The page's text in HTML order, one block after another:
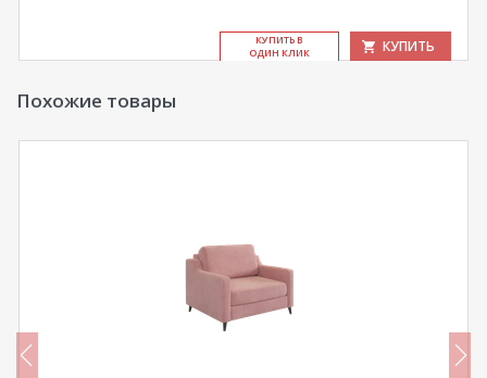
КУ­ПИТЬ В
ОДИН КЛИК
КУПИТЬ
Похожие товары